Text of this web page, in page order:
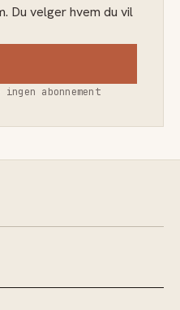
Du velger hvem du vil
abonnement